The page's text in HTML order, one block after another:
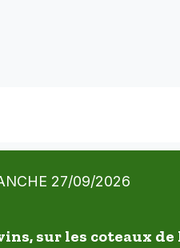
27/09/2026
sur les coteaux de